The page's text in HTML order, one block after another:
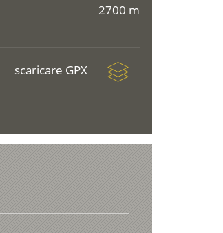
2700 m
scaricare GPX